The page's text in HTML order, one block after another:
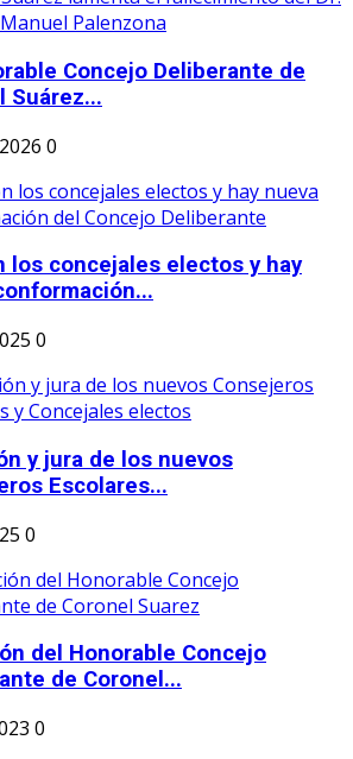
Concejo Deliberante de
Suárez...
0
los concejales electos y hay
0
y jura de los nuevos
Escolares...
0
del Honorable Concejo
de Coronel...
0